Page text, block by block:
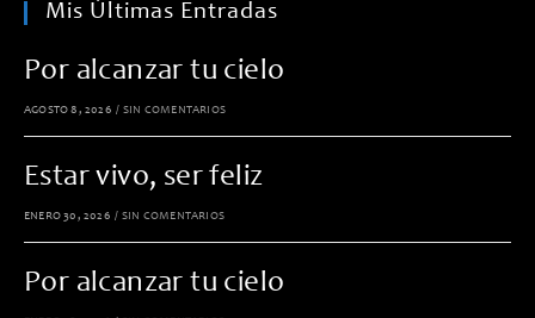
Mis Últimas Entradas
Por alcanzar tu cielo
AGOSTO 8, 2026 / SIN COMENTARIOS
Estar vivo, ser feliz
ENERO 30, 2026 / SIN COMENTARIOS
Por alcanzar tu cielo